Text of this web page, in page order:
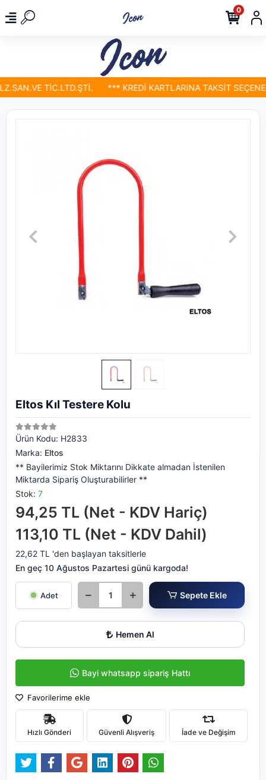
TİC.LTD.ŞTİ. *** KREDİ KARTLARINA TAKSİT
0
Eltos Kıl Testere Kolu
Ürün Kodu: H2833
Marka: Eltos
** Bayilerimiz Stok Miktarını Dikkate almadan İstenilen
Miktarda Sipariş Oluşturabilirler **
Stok: 7
94,25 TL (Net - KDV Hariç)
113,10 TL (Net - KDV Dahil)
22,62 TL 'den başlayan taksitlerle
En geç 10 Ağustos Pazartesi günü kargoda!
Adet Sepete Ekle
Hemen Al
Bayi whatsapp sipariş Hattı
Favorilerime ekle
Hızlı Gönderi Güvenli Alışveriş İade ve Değişim